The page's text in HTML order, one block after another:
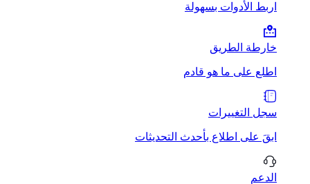
اربط الأدوات بسهولة
خارطة الطريق
اطلع على ما هو قادم
سجل التغييرات
ابقَ على اطلاع بأحدث التحديثات
الدعم